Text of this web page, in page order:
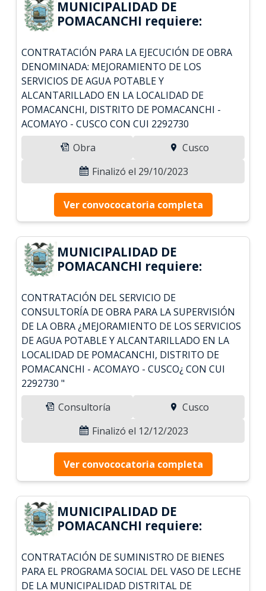
MUNICIPALIDAD DE
POMACANCHI requiere:
CONTRATACIÓN PARA LA EJECUCIÓN DE OBRA
DENOMINADA: MEJORAMIENTO DE LOS
SERVICIOS DE AGUA POTABLE Y
ALCANTARILLADO EN LA LOCALIDAD DE
POMACANCHI, DISTRITO DE POMACANCHI -
ACOMAYO - CUSCO CON CUI 2292730
Obra
Cusco
Finalizó el 29/10/2023
Ver convococatoria completa
MUNICIPALIDAD DE
POMACANCHI requiere:
CONTRATACIÓN DEL SERVICIO DE
CONSULTORÍA DE OBRA PARA LA SUPERVISIÓN
DE LA OBRA ¿MEJORAMIENTO DE LOS SERVICIOS
DE AGUA POTABLE Y ALCANTARILLADO EN LA
LOCALIDAD DE POMACANCHI, DISTRITO DE
POMACANCHI - ACOMAYO - CUSCO¿ CON CUI
2292730 "
Consultoría
Cusco
Finalizó el 12/12/2023
Ver convococatoria completa
MUNICIPALIDAD DE
POMACANCHI requiere:
CONTRATACIÓN DE SUMINISTRO DE BIENES
PARA EL PROGRAMA SOCIAL DEL VASO DE LECHE
DE LA MUNICIPALIDAD DISTRITAL DE